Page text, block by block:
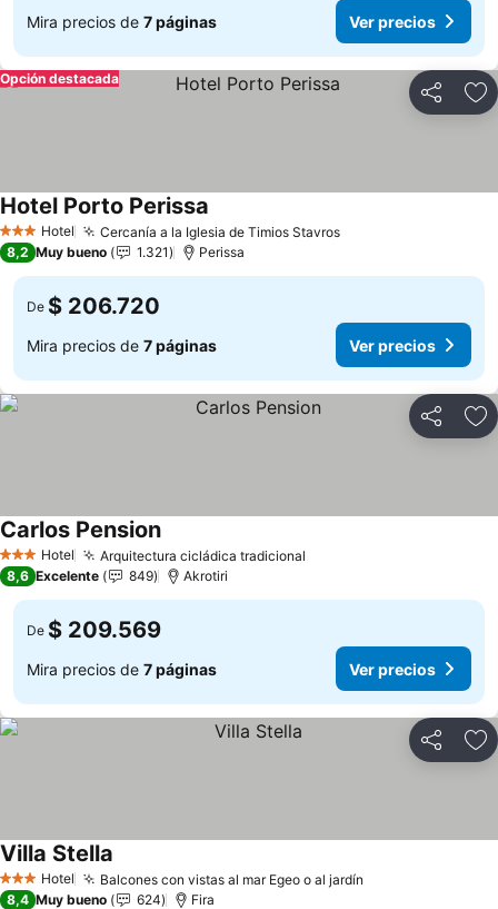
Mira precios de 7 páginas Ver precios
Compartir
Opción destacada
3 Estrellas
Hotel Cercanía a la Iglesia de Timios StavrosVer precios
Hotel Porto Perissa
8,2 Muy bueno 1.321 Perissa
De $ 206.720
Mira precios de 7 páginas Ver precios
Compartir
3 Estrellas
Hotel Arquitectura cicládica tradicional
Carlos PensionVer precios
8,6 Excelente 849 Akrotiri
De $ 209.569
Mira precios de 7 páginas Ver precios
Compartir
3 Estrellas
Hotel Balcones con vistas al mar Egeo o al jardín
Villa Stella
8,4 Muy bueno 624 Fira